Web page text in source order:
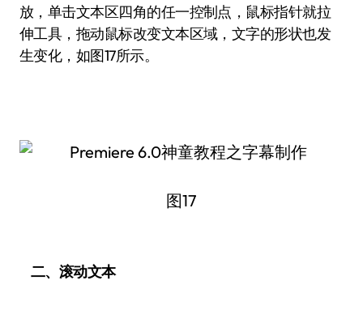
放，单击文本区四角的任一控制点，鼠标指针就拉
伸工具，拖动鼠标改变文本区域，文字的形状也发
生变化，如图17所示。
图17
二、滚动文本